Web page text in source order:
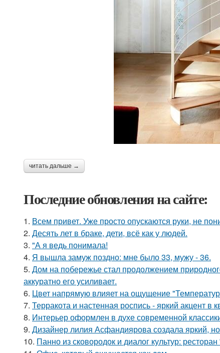
читать дальше →
Последние обновления на сайте:
1. Всем привет. Уже просто опускаются руки, не
2. Десять лет в браке, дети, всё как у людей.
3. "А я ведь понимала!
4. Я вышла замуж поздно: мне было 33, мужу - 36.
5. Дом на побережье стал продолжением
аккуратно его усиливает.
6. Цвет напрямую влияет на ощущение
7. Терракота и настенная роспись - яркий акцент в
8. Интерьер оформлен в духе современной
9. Дизайнер лилия Асфандиярова создала яркий,
10. Панно из сковородок и диалог культур: